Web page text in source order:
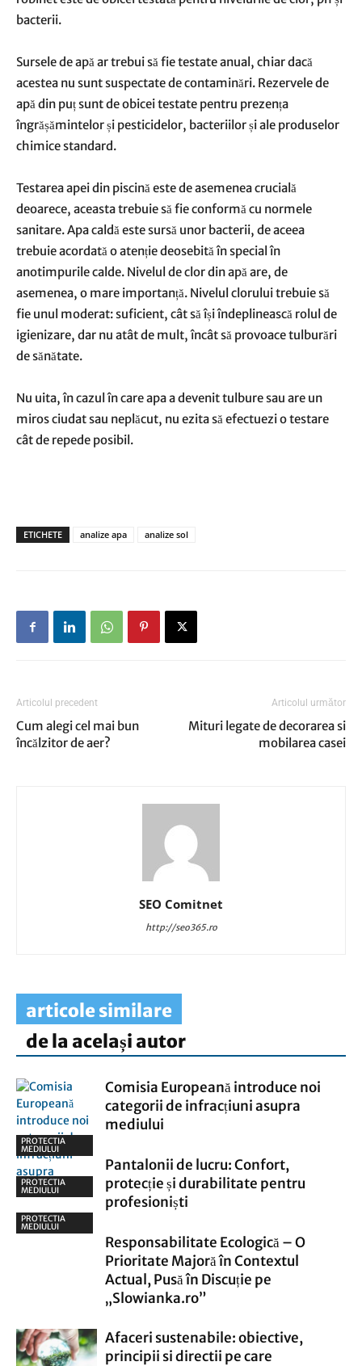
bacterii.
Sursele de apă ar trebui să fie testate anual, chiar dacă
acestea nu sunt suspectate de contaminări. Rezervele de
apă din puț sunt de obicei testate pentru prezența
îngrășămintelor și pesticidelor, bacteriilor și ale produselor
chimice standard.
Testarea apei din piscină este de asemenea crucială
deoarece, aceasta trebuie să fie conformă cu normele
sanitare. Apa caldă este sursă unor bacterii, de aceea
trebuie acordată o atenție deosebită în special în
anotimpurile calde. Nivelul de clor din apă are, de
asemenea, o mare importanță. Nivelul clorului trebuie să
fie unul moderat: suficient, cât să își îndeplinească rolul de
igienizare, dar nu atât de mult, încât să provoace tulburări
de sănătate.
Nu uita, în cazul în care apa a devenit tulbure sau are un
miros ciudat sau neplăcut, nu ezita să efectuezi o testare
cât de repede posibil.
ETICHETE analize apa analize sol
Articolul precedent
Cum alegi cel mai bun
încălzitor de aer?
Articolul următor
Mituri legate de decorarea si
mobilarea casei
SEO Comitnet
http://seo365.ro
articole similare
de la același autor
PROTECTIA
MEDIULUI
Comisia Europeană introduce noi
categorii de infracțiuni asupra
mediului
PROTECTIA
MEDIULUI
Pantalonii de lucru: Confort,
protecție și durabilitate pentru
profesioniști
PROTECTIA
MEDIULUI
Responsabilitate Ecologică – O
Prioritate Majoră în Contextul
Actual, Pusă în Discuție pe
„Slowianka.ro”
Afaceri sustenabile: obiective,
principii si directii pe care